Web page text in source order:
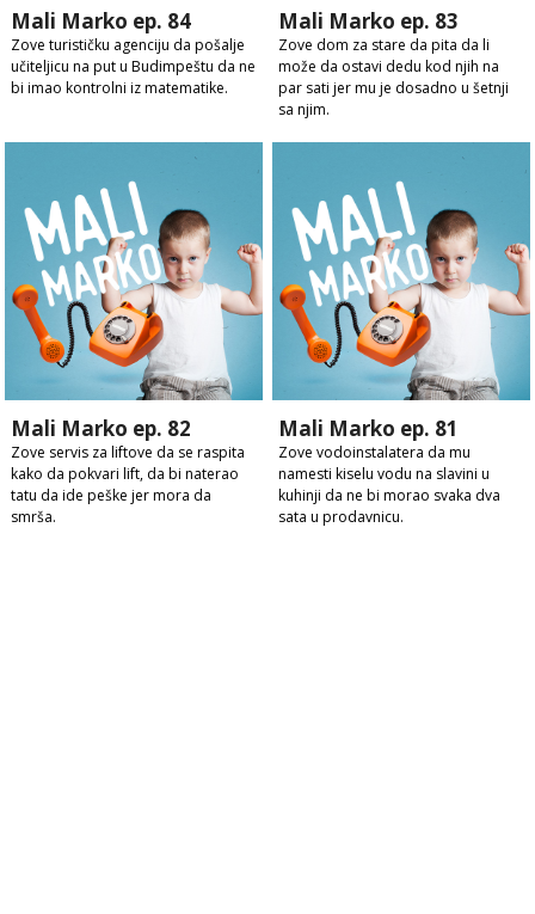
Mali Marko ep. 84
Zove turističku agenciju da pošalje
učiteljicu na put u Budimpeštu da ne
bi imao kontrolni iz matematike.
Mali Marko ep. 83
Zove dom za stare da pita da li
može da ostavi dedu kod njih na
par sati jer mu je dosadno u šetnji
sa njim.
Mali Marko ep. 82
Zove servis za liftove da se raspita
kako da pokvari lift, da bi naterao
tatu da ide peške jer mora da
smrša.
Mali Marko ep. 81
Zove vodoinstalatera da mu
namesti kiselu vodu na slavini u
kuhinji da ne bi morao svaka dva
sata u prodavnicu.